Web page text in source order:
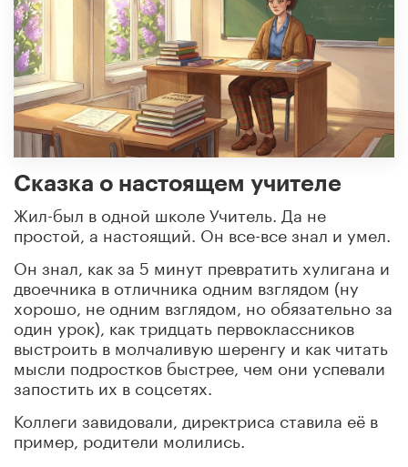
Сказка о настоящем учителе
Жил-был в одной школе Учитель. Да не
простой, а настоящий. Он все-все знал и умел.
Он знал, как за 5 минут превратить хулигана и
двоечника в отличника одним взглядом (ну
хорошо, не одним взглядом, но обязательно за
один урок), как тридцать первоклассников
выстроить в молчаливую шеренгу и как читать
мысли подростков быстрее, чем они успевали
запостить их в соцсетях.
Коллеги завидовали, директриса ставила её в
пример, родители молились.